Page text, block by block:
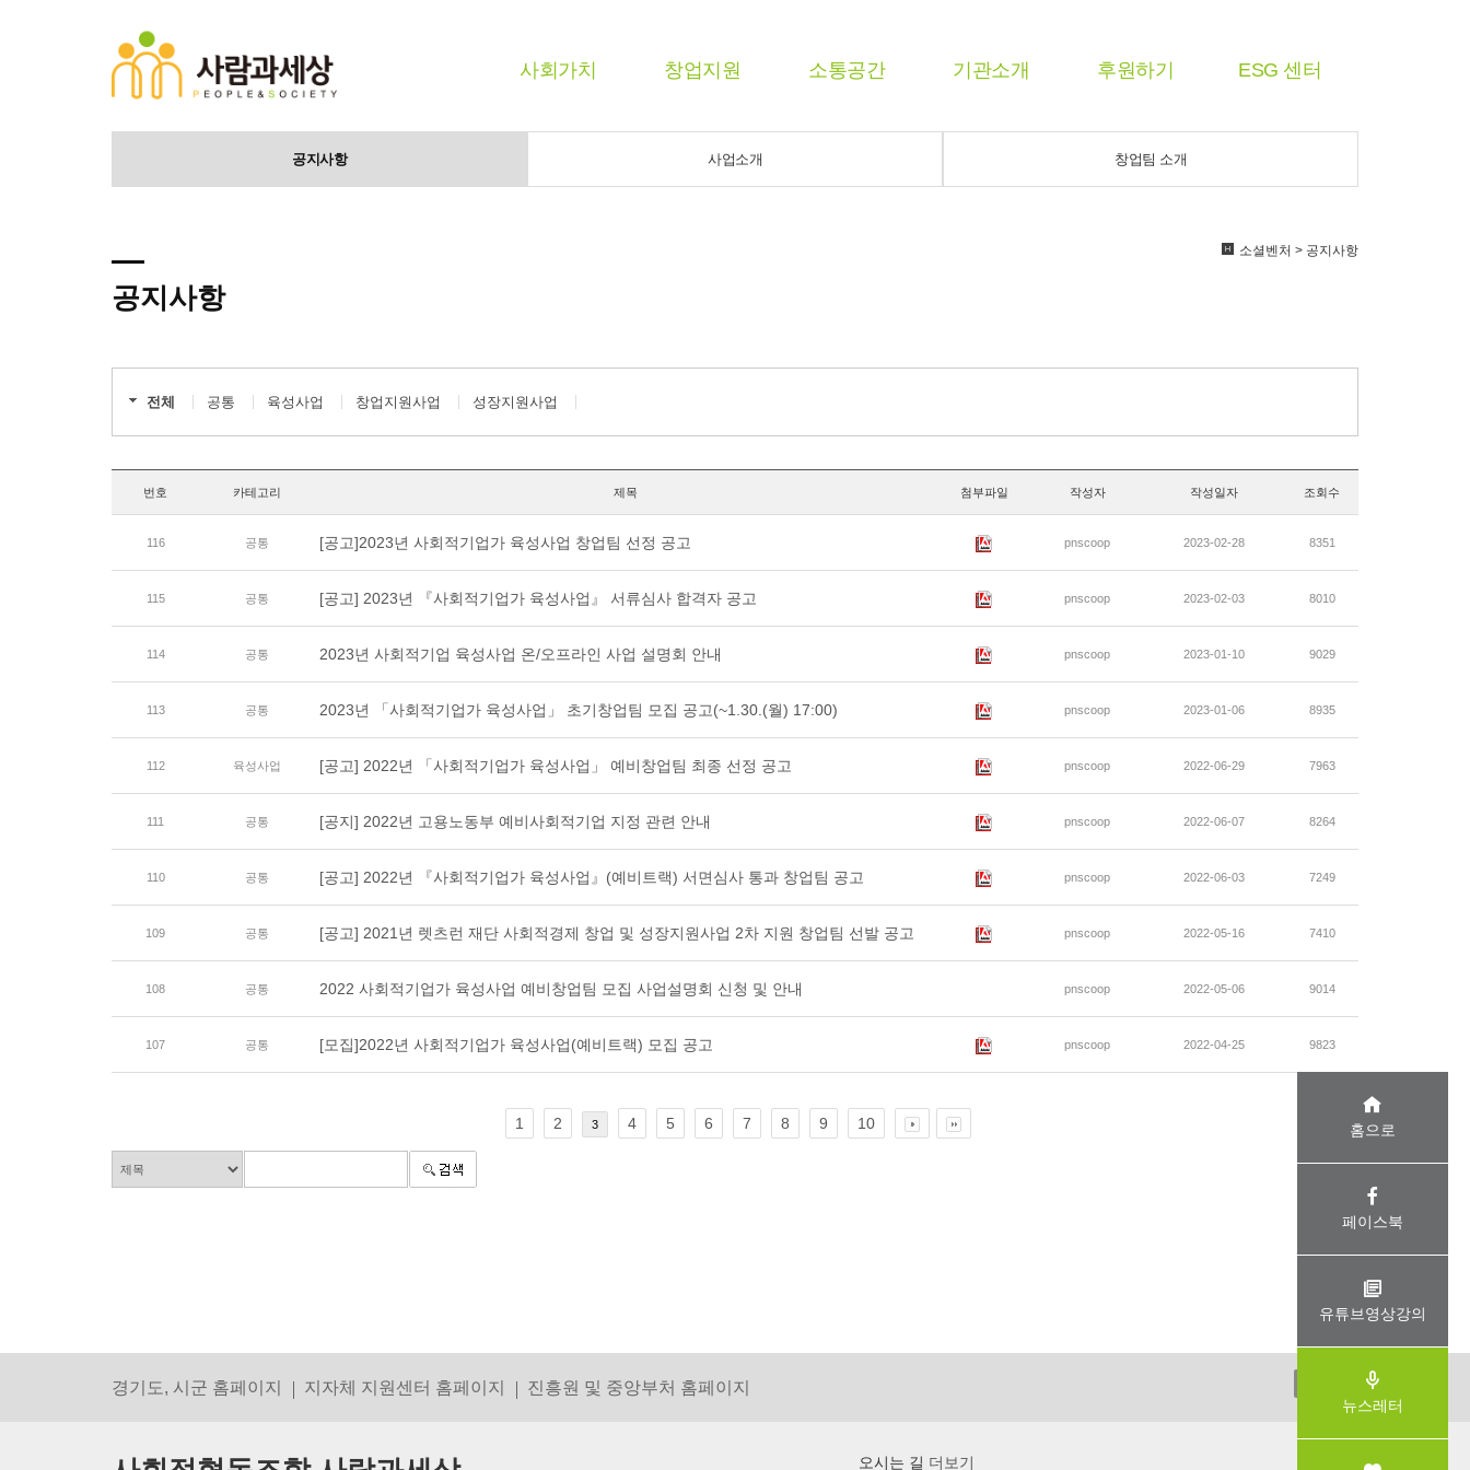
사회가치 창업지원 소통공간 기관소개 후원하기 ESG 센터
공지사항 사업소개 창업팀 소개
소셜벤처 > 공지사항
공지사항
전체 공통 육성사업 창업지원사업 성장지원사업
번호 카테고리 제목 첨부파일 작성자 작성일자 조회수
116 공통 [공고]2023년 사회적기업가 육성사업 창업팀 선정 공고 pnscoop 2023-02-28 8351
115 공통 [공고] 2023년 『사회적기업가 육성사업』 서류심사 합격자 공고 pnscoop 2023-02-03 8010
114 공통 2023년 사회적기업 육성사업 온/오프라인 사업 설명회 안내 pnscoop 2023-01-10 9029
113 공통 2023년 「사회적기업가 육성사업」 초기창업팀 모집 공고(~1.30.(월) 17:00) pnscoop 2023-01-06 8935
112 육성사업 [공고] 2022년 「사회적기업가 육성사업」 예비창업팀 최종 선정 공고 pnscoop 2022-06-29 7963
111 공통 [공지] 2022년 고용노동부 예비사회적기업 지정 관련 안내 pnscoop 2022-06-07 8264
110 공통 [공고] 2022년 『사회적기업가 육성사업』(예비트랙) 서면심사 통과 창업팀 공고 pnscoop 2022-06-03 7249
109 공통 [공고] 2021년 렛츠런 재단 사회적경제 창업 및 성장지원사업 2차 지원 창업팀 선발 공고 pnscoop 2022-05-16 7410
108 공통 2022 사회적기업가 육성사업 예비창업팀 모집 사업설명회 신청 및 안내 pnscoop 2022-05-06 9014
107 공통 [모집]2022년 사회적기업가 육성사업(예비트랙) 모집 공고 pnscoop 2022-04-25 9823
1 2 3 4 5 6 7 8 9 10 홈으로
페이스북
유튜브영상강의
뉴스레터
경기도, 시군 홈페이지 지자체 지원센터 홈페이지 진흥원 및 중앙부처 홈페이지
오시는 길 더보기